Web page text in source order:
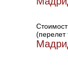
(перелет